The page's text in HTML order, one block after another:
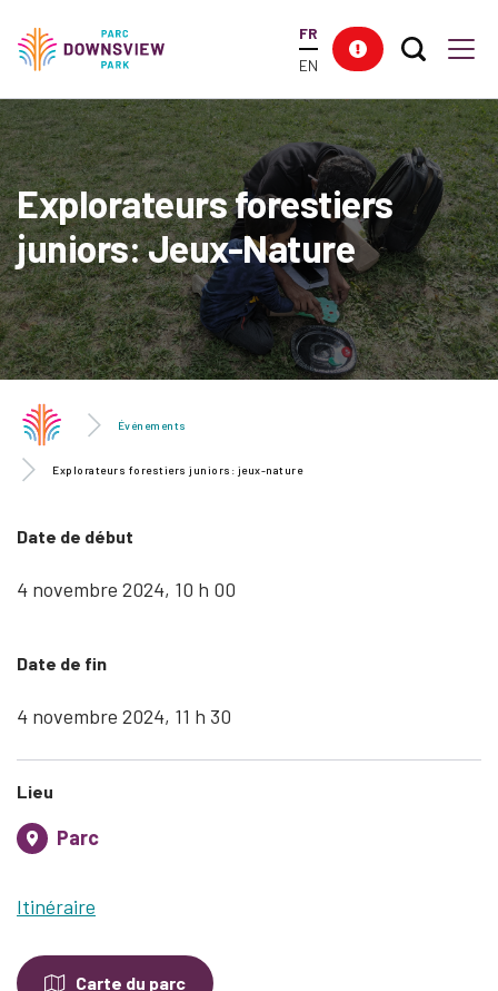
content
Downsview Park
FR
EN
Search
Explorateurs forestiers
juniors: Jeux-Nature
Événements
Explorateurs forestiers juniors: jeux-nature
Date de début
4 novembre 2024, 10 h 00
Date de fin
4 novembre 2024, 11 h 30
Lieu
Parc
Itinéraire
Carte du parc